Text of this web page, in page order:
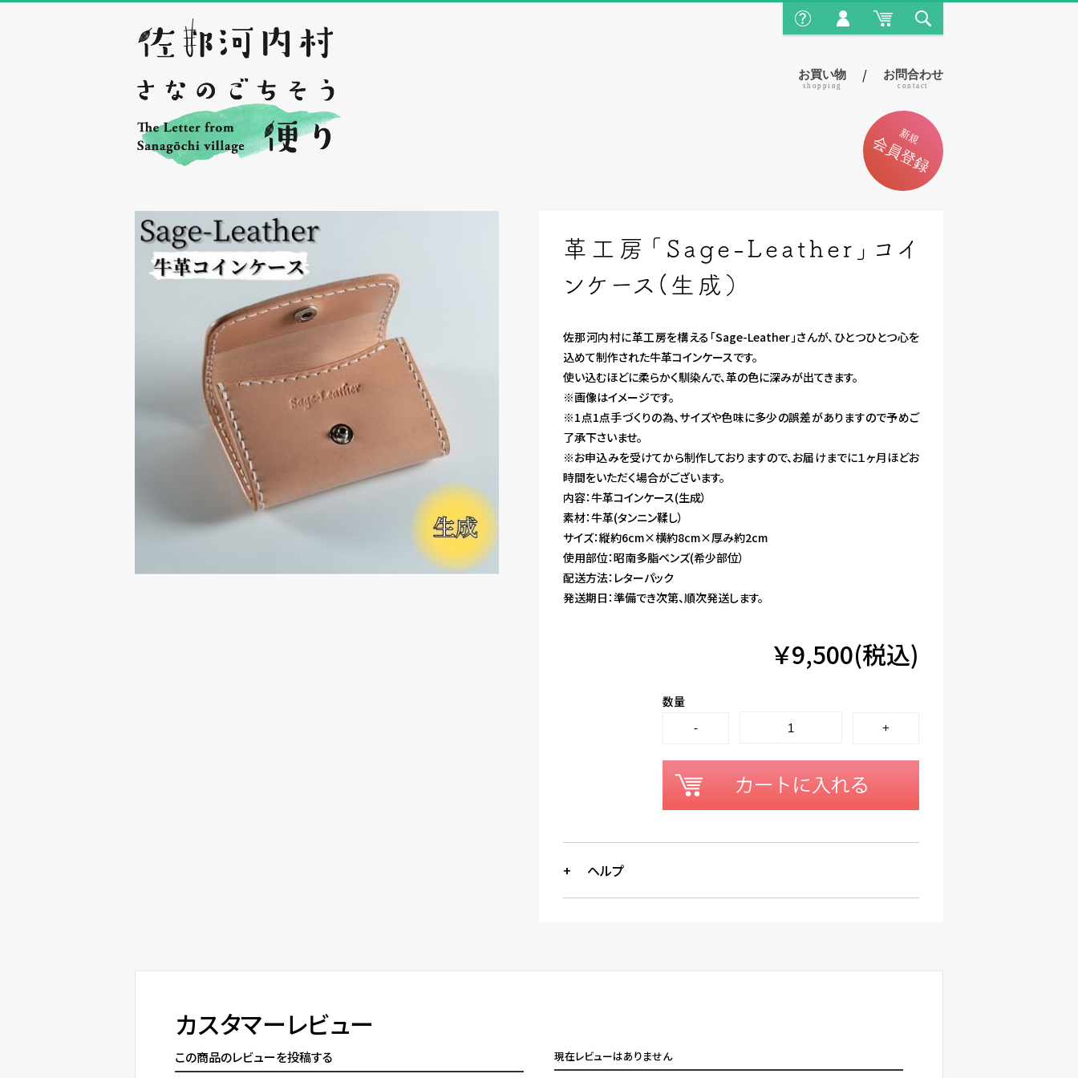
お買い物
shopping
/ お問合わせ
contact
革工房「Sage-Leather」コイ
ンケース(生成）
佐那河内村に革工房を構える「Sage-Leather」さんが、ひとつひとつ心を
込めて制作された牛革コインケースです。
使い込むほどに柔らかく馴染んで、革の色に深みが出てきます。
※画像はイメージです。
※1点1点手づくりの為、サイズや色味に多少の誤差がありますので予めご
了承下さいませ。
※お申込みを受けてから制作しておりますので、お届けまでに１ヶ月ほどお
時間をいただく場合がございます。
内容：牛革コインケース(生成）
素材：牛革(タンニン鞣し）
サイズ：縦約6cm×横約8cm×厚み約2cm
使用部位：昭南多脂ベンズ(希少部位）
配送方法：レターパック
発送期日：準備でき次第、順次発送します。
￥9,500(税込)
数量
ヘルプ
カスタマーレビュー
現在レビューはありません
この商品のレビューを投稿する